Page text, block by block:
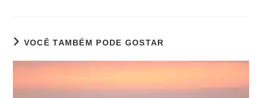
VOCÊ TAMBÉM PODE GOSTAR